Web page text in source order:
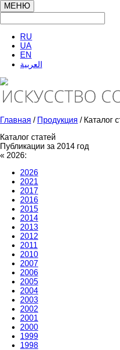
МЕНЮ
RU
UA
EN
العربية
Главная / Продукция / Каталог
Каталог статей
Публикации за 2014 год
« 2026:
2026
2021
2017
2016
2015
2014
2013
2012
2011
2010
2007
2006
2005
2004
2003
2002
2001
2000
1999
1998